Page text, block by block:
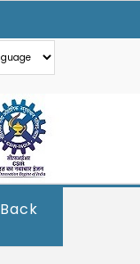
Back